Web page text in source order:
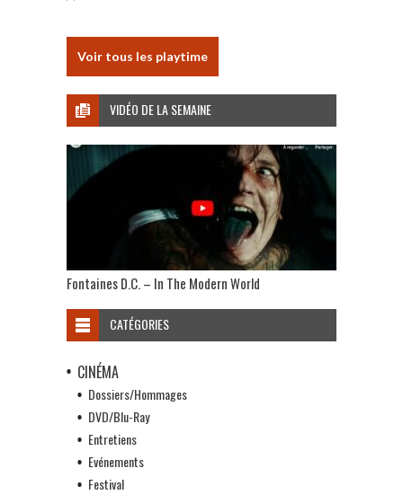
Voir tous les playtime
VIDÉO DE LA SEMAINE
Fontaines D.C. – In The Modern World
CATÉGORIES
CINÉMA
Dossiers/Hommages
DVD/Blu-Ray
Entretiens
Evénements
Festival